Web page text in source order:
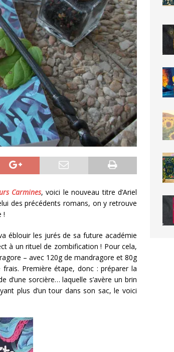
Carmines, voici le nouveau titre d’Ariel
des précédents romans, on y retrouve
!
éblouir les jurés de sa future académie
à un rituel de zombification ! Pour cela,
– avec 120g de mandragore et 80g
Première étape, donc : préparer la
d’une sorcière… laquelle s’avère un brin
plus d’un tour dans son sac, le voici